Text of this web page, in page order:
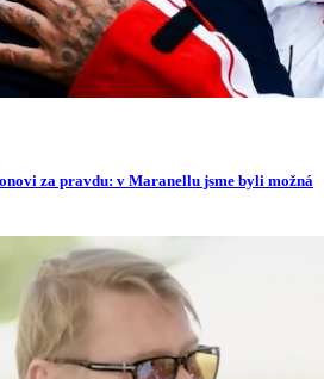
za pravdu: v Maranellu jsme byli možná